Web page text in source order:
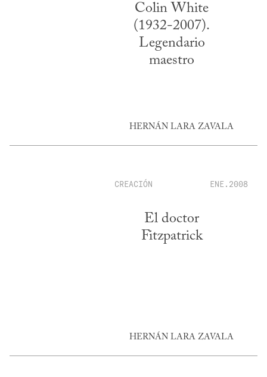
Colin White
(1932-2007).
Legendario
maestro
HERNÁN LARA ZAVALA
CREACIÓN ENE.2008
El doctor
Fitzpatrick
HERNÁN LARA ZAVALA